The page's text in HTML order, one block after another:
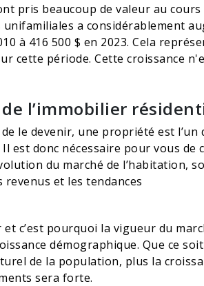
pris beaucoup de valeur au cours
a considérablement
à 416 500 $ en 2023. Cela
cette période. Cette croissance
l’immobilier
le devenir, une propriété est l’un
est donc nécessaire pour vous de
du marché de l’habitation,
et les tendances
c’est pourquoi la vigueur du
démographique. Que ce
de la population, plus la
sera forte.